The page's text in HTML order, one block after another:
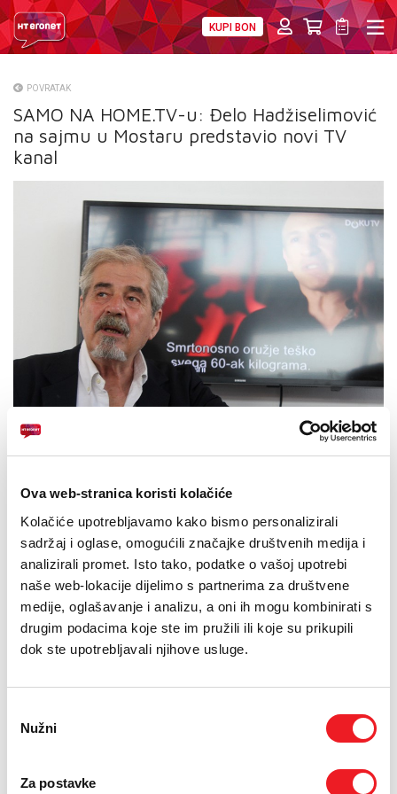
Ova web-stranica koristi kolačiće
Kolačiće upotrebljavamo kako bismo personalizirali
sadržaj i oglase, omogućili značajke društvenih medija i
analizirali promet. Isto tako, podatke o vašoj upotrebi
naše web-lokacije dijelimo s partnerima za društvene
medije, oglašavanje i analizu, a oni ih mogu kombinirati s
drugim podacima koje ste im pružili ili koje su prikupili
dok ste upotrebljavali njihove usluge.
pristanka
Nužni
Za postavke
KUPI BON
O NAMA
PRESS
VELEPRODAJA
MOJ PROFIL
E-RAČUN
PODRŠKA
POVRATAK
SAMO NA HOME.TV-u: Đelo Hadžiselimović
na sajmu u Mostaru predstavio novi TV
kanal
izvanredan kanal posvećen dokumentarcima – DOKU TV
odabrao Đelo Hadžiselimović. Promocija ovog kanala čiji je
vlasnik Discovery film & video održana je u sklopu
mostarskog Sajma gospodarstva, a gost na štandu HT
ERONET-a bio je, nitko drugi do – Đelo Hadžiselimović
Rečenica koju su godinama izgovarali spikeri HRT-a ili titl na kraju
mnogobrojnih dokumenataraca – odabrao Đelo Hadžiselimović
postala je svojevrsni brend, nadaleko i naširoko prepoznatljiv na
Stoga i ne čudi da je distributerska tvrtkaDiscovery film&video,
Vukovaru, povukla odličan potez: nakon zaslužene mirovine na
prvi je kanal u
Hrvatskoj koji emitira isključivo dokumentarce, a HT ERONET je, s